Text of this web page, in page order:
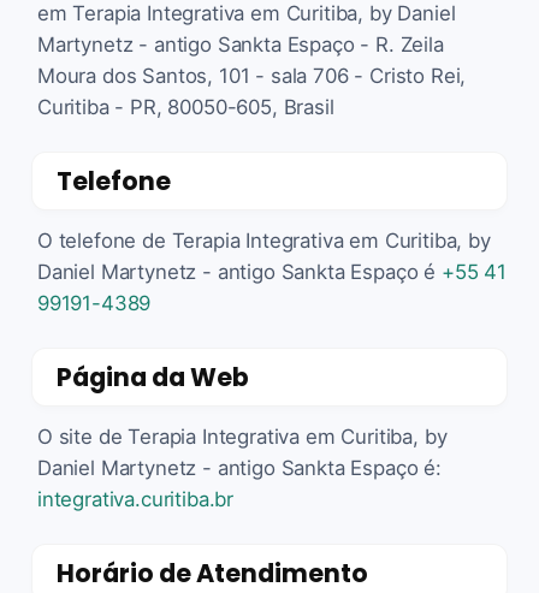
em Terapia Integrativa em Curitiba, by Daniel
Martynetz - antigo Sankta Espaço - R. Zeila
Moura dos Santos, 101 - sala 706 - Cristo Rei,
Curitiba - PR, 80050-605, Brasil
Telefone
O telefone de Terapia Integrativa em Curitiba, by
Daniel Martynetz - antigo Sankta Espaço é +55 41
99191-4389
Página da Web
O site de Terapia Integrativa em Curitiba, by
Daniel Martynetz - antigo Sankta Espaço é:
integrativa.curitiba.br
Horário de Atendimento